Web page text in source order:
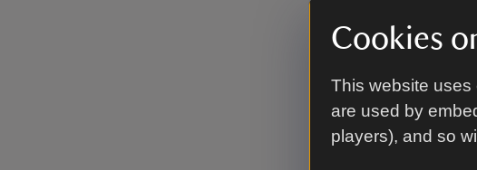
Cookies
This website uses
are used by
players), and so
Wedi’i
craidd o frics,
plastr
blaenllaw o’r